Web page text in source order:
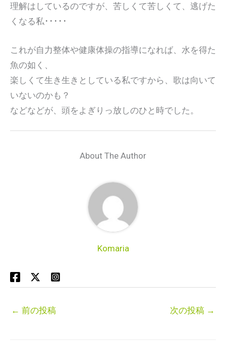
理解はしているのですが、苦しくて苦しくて、逃げた
くなる私･････
これが自力整体や健康体操の指導になれば、水を得た
魚の如く、
楽しくて生き生きとしている私ですから、歌は向いて
いないのかも？
などなどが、頭をよぎりっ放しのひと時でした。
About The Author
Komaria
← 前の投稿 次の投稿 →